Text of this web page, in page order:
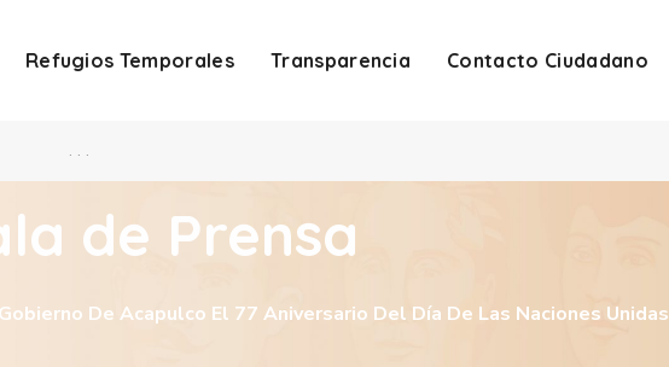
Refugios Temporales Transparencia Contacto Ciudadano
. . .
de Prensa
De Acapulco El 77 Aniversario Del Día De Las Naciones Unidas